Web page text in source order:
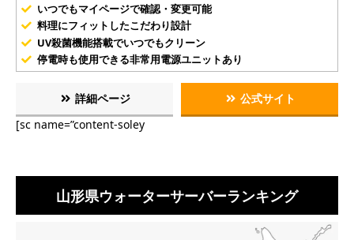
いつでもマイページで確認・変更可能
料理にフィットしたこだわり設計
UV殺菌機能搭載でいつでもクリーン
停電時も使用できる非常用電源ユニットあり
詳細ページ
公式サイト
[sc name=”content-soley
山形県ウォーターサーバーランキング